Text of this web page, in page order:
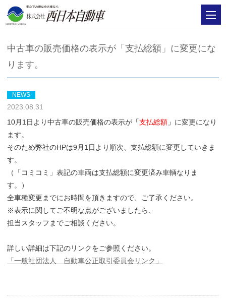
中古車の販売価格の表示が「支払総額」に変更にな
ります。
NEWS
2023.08.31
10月1日より中古車の販売価格の表示が 「支払総額 」 に変更になり
ます。
そのため弊社のHPは9月1日より順次、支払総額に変更していきま
す。
（「コミコミ」表記の車両は支払総額に変更済み車輌なりま
す。）
全車種変更までにお時間を頂きますので、ご了承ください。
※表示に関してご不明な点がございましたら、
担当スタッフまでご相談ください。
詳しい詳細は下記のリンクをご参照ください。
「一般社団法人 自動車公正取引委員会リンク」